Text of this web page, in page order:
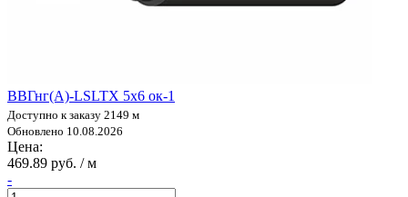
ВВГнг(А)-LSLTX 5х6 ок-1
Доступно к заказу 2149 м
Обновлено 10.08.2026
Цена:
469.89 руб. / м
-